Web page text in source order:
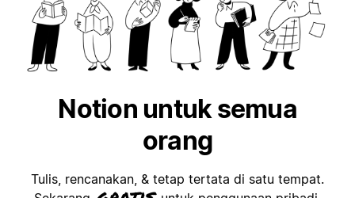
Notion untuk semua
orang
Tulis, rencanakan, & tetap tertata di satu tempat.